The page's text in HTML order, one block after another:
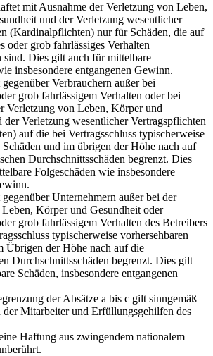
mit Ausnahme der Verletzung von Leben,
und der Verletzung wesentlicher
(Kardinalpflichten) nur für Schäden, die auf
oder grob fahrlässiges Verhalten
sind. Dies gilt auch für mittelbare
insbesondere entgangenen Gewinn.
Verbrauchern außer bei
grob fahrlässigem Verhalten oder bei
Verletzung von Leben, Körper und
der Verletzung wesentlicher Vertragspflichten
auf die bei Vertragsschluss typischerweise
Schäden und im übrigen der Höhe nach auf
Durchschnittsschäden begrenzt. Dies
Folgeschäden wie insbesondere
Unternehmern außer bei der
Körper und Gesundheit oder
grob fahrlässigem Verhalten des Betreibers
typischerweise vorhersehbaren
Übrigen der Höhe nach auf die
Durchschnittsschäden begrenzt. Dies gilt
Schäden, insbesondere entgangenen
der Absätze a bis c gilt sinngemäß
der Mitarbeiter und Erfüllungsgehilfen des
Haftung aus zwingendem nationalem